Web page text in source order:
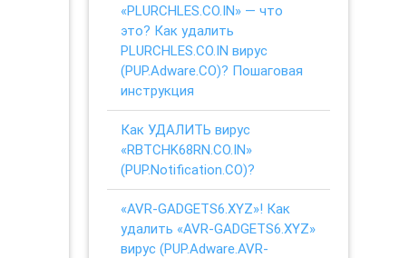
«PLURCHLES.CO.IN» — что
это? Как удалить
PLURCHLES.CO.IN вирус
(PUP.Adware.CO)? Пошаговая
инструкция
Как УДАЛИТЬ вирус
«RBTCHK68RN.CO.IN»
(PUP.Notification.CO)?
«AVR-GADGETS6.XYZ»! Как
удалить «AVR-GADGETS6.XYZ»
вирус (PUP.Adware.AVR-